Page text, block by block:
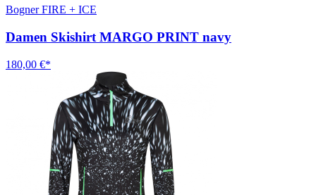
Bogner FIRE + ICE
Damen Skishirt MARGO PRINT navy
180,00 €*